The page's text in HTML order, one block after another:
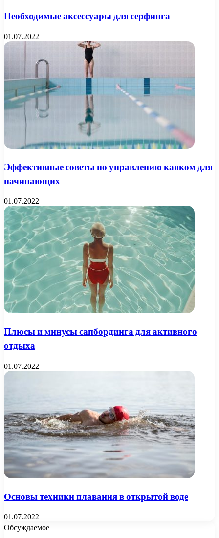
Необходимые аксессуары для серфинга
01.07.2022
Эффективные советы по управлению каяком для
начинающих
01.07.2022
Плюсы и минусы сапбординга для активного
отдыха
01.07.2022
Основы техники плавания в открытой воде
01.07.2022
Обсуждаемое